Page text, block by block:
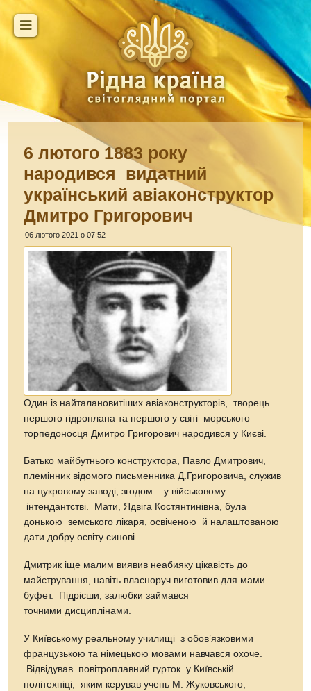
6 лютого 1883 року
народився видатний
український авіаконструктор
Дмитро Григорович
06 лютого 2021 о 07:52
Один із найталановитіших авіаконструкторів, творець
першого гідроплана та першого у світі морського
торпедоносця Дмитро Григорович народився у Києві.
Батько майбутнього конструктора, Павло Дмитрович,
племінник відомого письменника Д.Григоровича, служив
на цукровому заводі, згодом – у військовому
інтендантстві. Мати, Ядвіга Костянтинівна, була
донькою земського лікаря, освіченою й налаштованою
дати добру освіту синові.
Дмитрик іще малим виявив неабияку цікавість до
майстрування, навіть власноруч виготовив для мами
буфет. Підрісши, залюбки займався
точними дисциплінами.
У Київському реальному училищі з обов’язковими
французькою та німецькою мовами навчався охоче.
Відвідував повітроплавний гурток у Київській
політехніці, яким керував учень М. Жуковського,